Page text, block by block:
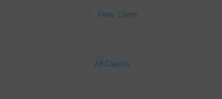
Prev. Client
All Clients